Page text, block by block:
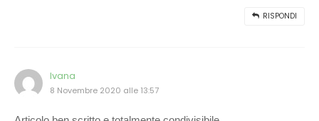
RISPONDI
Ivana
8 Novembre 2020 alle 13:57